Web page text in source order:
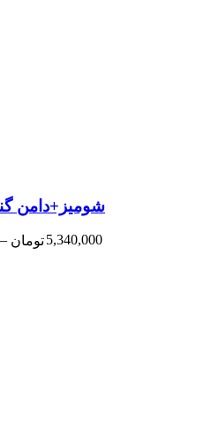
شومیز+دامن
تومان5,340,000
–